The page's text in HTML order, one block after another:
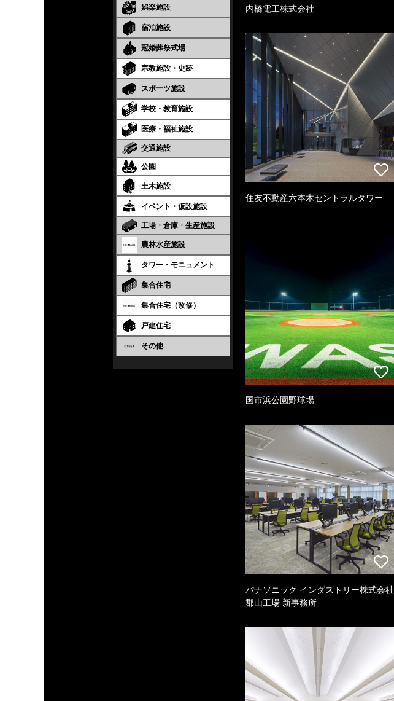
娯楽施設
宿泊施設
冠婚葬祭式場
宗教施設・史跡
スポーツ施設
学校・教育施設
医療・福祉施設
交通施設
公園
土木施設
イベント・仮設施設
工場・倉庫・生産施設
農林水産施設
タワー・モニュメント
集合住宅
集合住宅（改修）
戸建住宅
その他
内橋電工株式会社
住友不動産六本木セントラルタワー
国市浜公園野球場
パナソニック インダストリー株式会社
郡山工場 新事務所